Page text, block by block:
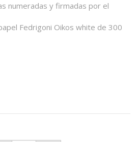
numeradas y firmadas por el
Fedrigoni Oikos white de 300